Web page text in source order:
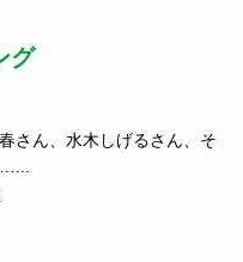
グ
さん、水木しげるさん、そ